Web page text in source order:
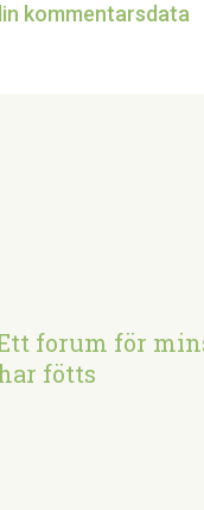
kommentarsdata
forum för
fötts